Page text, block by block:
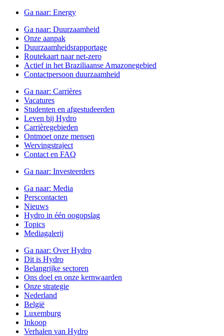
Ga naar: Energy
Ga naar: Duurzaamheid
Onze aanpak
Duurzaamheidsrapportage
Routekaart naar net-zero
Actief in het Braziliaanse Amazonegebied
Contactpersoon duurzaamheid
Ga naar: Carrières
Vacatures
Studenten en afgestudeerden
Leven bij Hydro
Carrièregebieden
Ontmoet onze mensen
Wervingstraject
Contact en FAQ
Ga naar: Investeerders
Ga naar: Media
Perscontacten
Nieuws
Hydro in één oogopslag
Topics
Mediagalerij
Ga naar: Over Hydro
Dit is Hydro
Belangrijke sectoren
Ons doel en onze kernwaarden
Onze strategie
Nederland
België
Luxemburg
Inkoop
Verhalen van Hydro